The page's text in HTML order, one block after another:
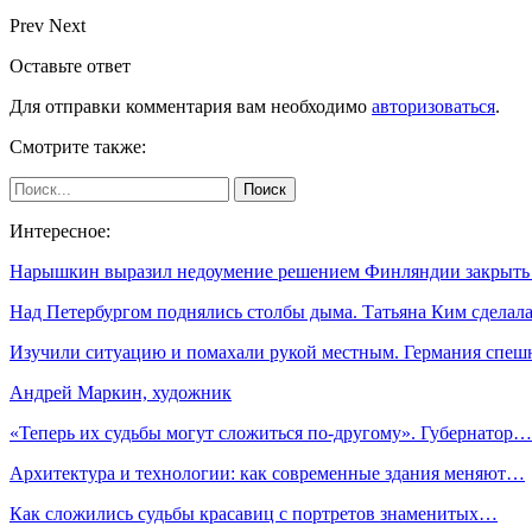
Prev Next
Оставьте ответ
Для отправки комментария вам необходимо авторизоваться.
Смотрите также:
Интересное:
Нарышкин выразил недоумение решением Финляндии
Над Петербургом поднялись столбы дыма. Татьяна Ким
Изучили ситуацию и помахали рукой местным. Германия
Андрей Маркин, художник
«Теперь их судьбы могут сложиться по-другому». Губернатор…
Архитектура и технологии: как современные здания меняют…
Как сложились судьбы красавиц с портретов знаменитых…